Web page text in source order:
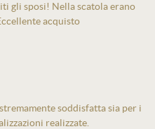
gli sposi! Nella scatola erano
acquisto
soddisfatta sia per i
realizzate.